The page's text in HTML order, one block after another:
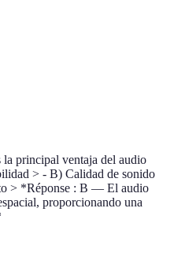
principal ventaja del audio
> - B) Calidad de sonido
> *Réponse : B — El audio
proporcionando una